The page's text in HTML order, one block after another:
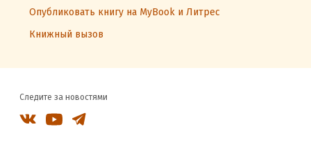
Опубликовать книгу на MyBook и Литрес
Книжный вызов
Следите за новостями